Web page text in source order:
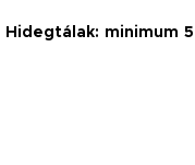
minimum 5